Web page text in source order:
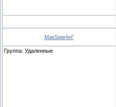
МакSим4еГ
Группа: Удаленные